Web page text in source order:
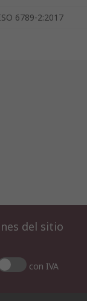
6789-2:2017
del sitio
con IVA